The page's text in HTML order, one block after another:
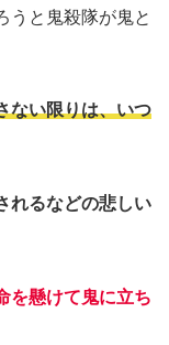
うと鬼殺隊が鬼と
ない限りは、いつ
れるなどの悲しい
を懸けて鬼に立ち